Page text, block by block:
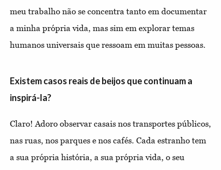
meu trabalho não se concentra tanto em documentar
a minha própria vida, mas sim em explorar temas
humanos universais que ressoam em muitas pessoas.
Existem casos reais de beijos que continuam a
inspirá-la?
Claro! Adoro observar casais nos transportes públicos,
nas ruas, nos parques e nos cafés. Cada estranho tem
a sua própria história, a sua própria vida, o seu